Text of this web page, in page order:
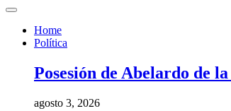
Home
Política
Posesión de Abelardo de
agosto 3, 2026